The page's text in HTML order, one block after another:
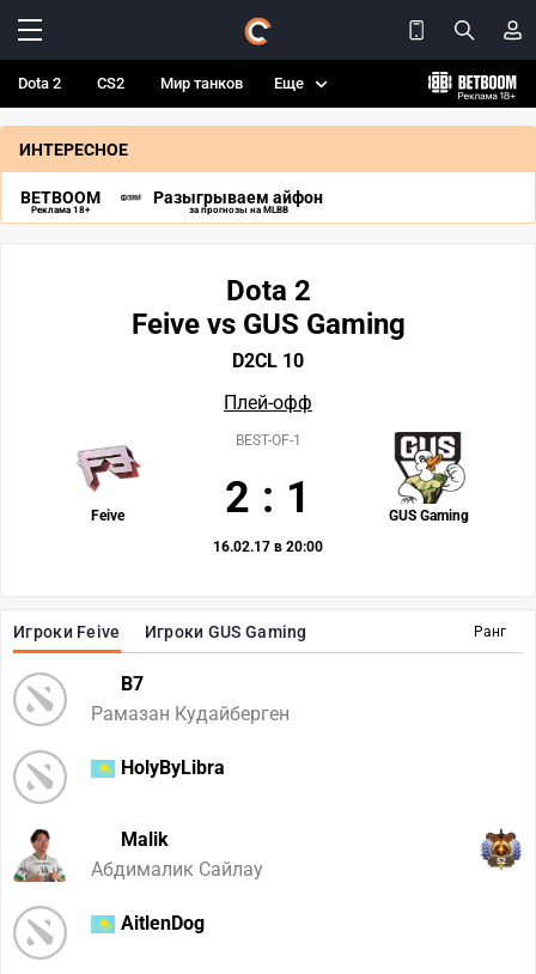
Dota 2 CS2 Мир танков Еще
ИНТЕРЕСНОЕ
BETBOOM
Реклама 18+
Разыгрываем айфон
за прогнозы на MLBB
Ранг
Игроки Feive Игроки GUS Gaming
B7
Рамазан Кудайберген
HolyByLibra
Malik
Абдималик Сайлау
52
AitlenDog
Dota 2
Feive vs GUS Gaming
D2CL 10
Плей-офф
Feive GUS Gaming
BEST-OF-1
2 : 1
16.02.17 в 20:00